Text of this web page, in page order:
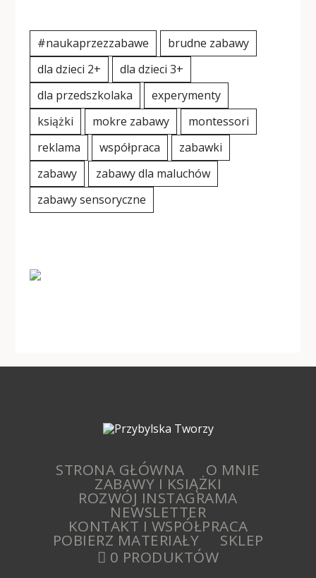
#naukaprzezzabawe
brudne zabawy
dla dzieci 2+
dla dzieci 3+
dla przedszkolaka
experymenty
książki
mokre zabawy
montessori
reklama
współpraca
zabawki
zabawy
zabawy dla maluchów
zabawy sensoryczne
STRONA GŁÓWNA O MNIE
ZABAWY I KSIĄŻKI
ROZWÓJ INSTAGRAMA
NEWSLETTER
KONTAKT I WSPÓŁPRACA
POBIERZ MATERIAŁY
SKLEP
0 PRODUKTÓW